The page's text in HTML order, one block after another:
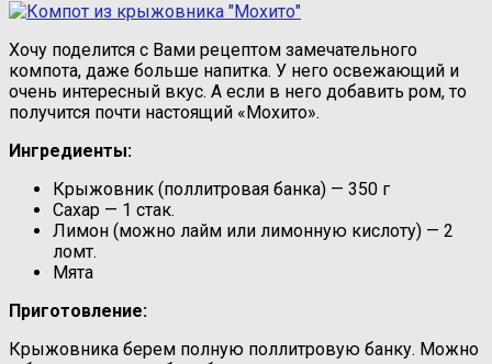
Хочу поделится с Вами рецептом замечательного
компота, даже больше напитка. У него освежающий и
очень интересный вкус. А если в него добавить ром, то
получится почти настоящий «Мохито».
Ингредиенты:
Крыжовник (поллитровая банка) — 350 г
Сахар — 1 стак.
Лимон (можно лайм или лимонную кислоту) — 2
ломт.
Мята
Приготовление:
Крыжовника берем полную поллитровую банку. Можно